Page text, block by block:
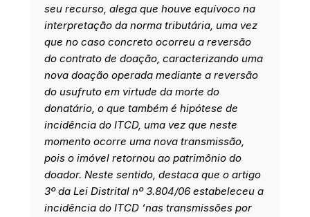
seu recurso, alega que houve equívoco na
interpretação da norma tributária, uma vez
que no caso concreto ocorreu a reversão
do contrato de doação, caracterizando uma
nova doação operada mediante a reversão
do usufruto em virtude da morte do
donatário, o que também é hipótese de
incidência do ITCD, uma vez que neste
momento ocorre uma nova transmissão,
pois o imóvel retornou ao patrimônio do
doador. Neste sentido, destaca que o artigo
3º da Lei Distrital nº 3.804/06 estabeleceu a
incidência do ITCD ‘nas transmissões por